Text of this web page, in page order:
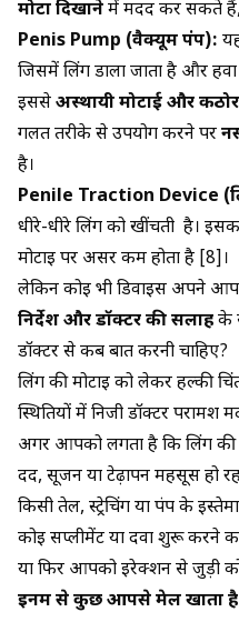
मोटा दिखानेमें मदद कर सकते
Penis Pump (वैक्यूम पंप):
जिसमें लिंग डाला जाता है और
इससेअस्थायी मोटाई और
गलत तरीके से उपयोग करने पर
है।
Penile Traction Device
धीरे-धीरे लिंग को खींचती है।
मोटाई पर असर कम होता है [8]।
लेकिन कोई भी डिवाइस अपने
निर्देश और डॉक्टर की सलाहके
डॉक्टर से कब बात करनी चाहिए?
लिंग की मोटाई को लेकर हल्की
स्थितियों में निजी डॉक्टर परामर्श
अगर आपको लगता है कि लिंग
दर्द, सूजन या टेढ़ापन महसूस हो
किसी तेल, स्ट्रेचिंग या पंप के
कोई सप्लीमेंट या दवा शुरू करने
या फिर आपको इरेक्शन से जुड़ी
इनमें से कुछ आपसे मेल खाता